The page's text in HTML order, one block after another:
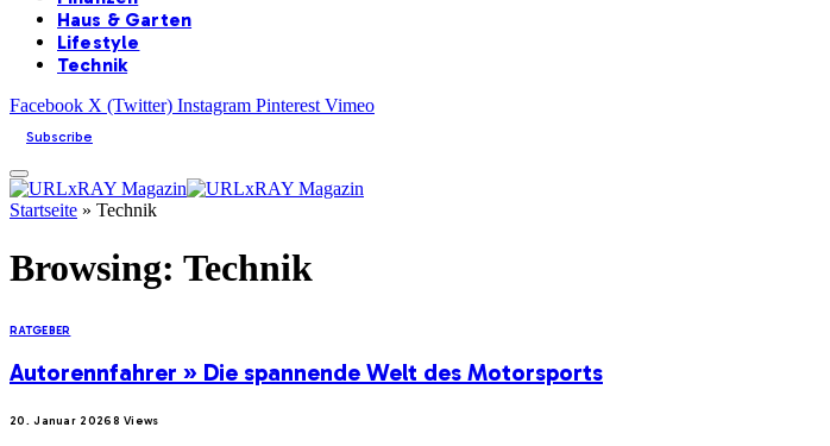
Haus & Garten
Lifestyle
Technik
Facebook X (Twitter) Instagram Pinterest Vimeo
Subscribe
Startseite » Technik
Browsing: Technik
RATGEBER
Autorennfahrer » Die spannende Welt des Motorsports
20. Januar 20268Views